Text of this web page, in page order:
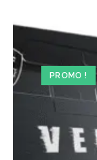
PROMO !